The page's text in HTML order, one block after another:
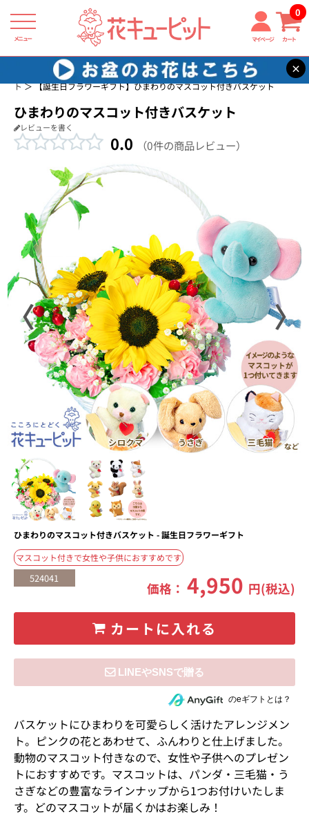
メニュー マイページ カート
0
×
花キューピット
誕生日に贈る花・花束・アレンジメントのフラワーギフ
ト
【誕生日フラワーギフト】ひまわりのマスコット付きバスケット
ひまわりのマスコット付きバスケット
レビューを書く
0.0 （0件の商品レビュー）
〈 〉
ひまわりのマスコット付きバスケット - 誕生日フラワーギフト
マスコット付きで女性や子供におすすめです
524041
価格：4,950 円(税込)
カートに入れる
住所を知らない相手にeギフトで贈るのeギフトとは？
バスケットにひまわりを可愛らしく活けたアレンジメン
ト。ピンクの花とあわせて、ふんわりと仕上げました。
動物のマスコット付きなので、女性や子供へのプレゼン
トにおすすめです。マスコットは、パンダ・三毛猫・う
さぎなどの豊富なラインナップから1つお付けいたしま
す。どのマスコットが届くかはお楽しみ！